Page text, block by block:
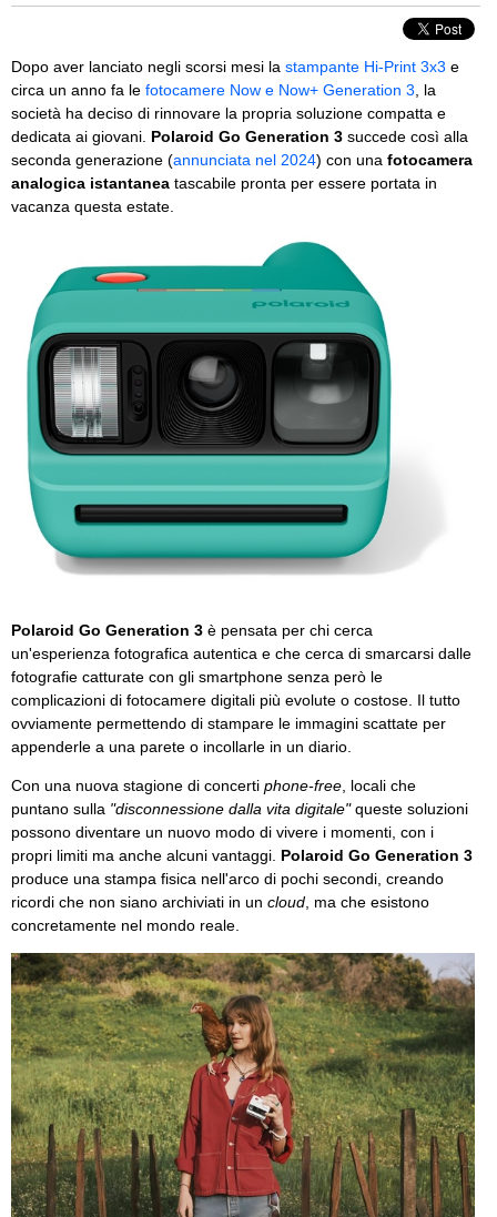
Dopo aver lanciato negli scorsi mesi la stampante Hi-Print 3x3 e
circa un anno fa le fotocamere Now e Now+ Generation 3 , la
società ha deciso di rinnovare la propria soluzione compatta e
dedicata ai giovani. Polaroid Go Generation 3 succede così alla
seconda generazione (annunciata nel 2024) con una fotocamera
analogica istantanea tascabile pronta per essere portata in
vacanza questa estate.
Polaroid Go Generation 3 è pensata per chi cerca
un'esperienza fotografica autentica e che cerca di smarcarsi dalle
fotografie catturate con gli smartphone senza però le
complicazioni di fotocamere digitali più evolute o costose. Il tutto
ovviamente permettendo di stampare le immagini scattate per
appenderle a una parete o incollarle in un diario.
Con una nuova stagione di concerti phone-free , locali che
puntano sulla "disconnessione dalla vita digitale"queste soluzioni
possono diventare un nuovo modo di vivere i momenti, con i
propri limiti ma anche alcuni vantaggi. Polaroid Go Generation 3
produce una stampa fisica nell'arco di pochi secondi, creando
ricordi che non siano archiviati in un cloud , ma che esistono
concretamente nel mondo reale.